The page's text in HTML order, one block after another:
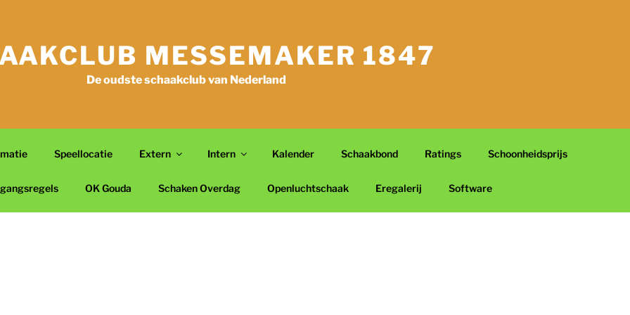
MESSEMAKER 1847
De oudste schaakclub van Nederland
Speellocatie Extern Intern Kalender Schaakbond Ratings Schoonheidsprijs
OK Gouda Schaken Overdag Openluchtschaak Eregalerij Software